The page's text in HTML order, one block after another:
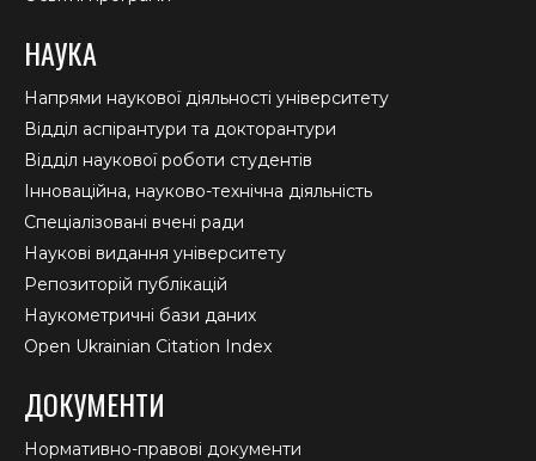
НАУКА
Напрями наукової діяльності університету
Відділ аспірантури та докторантури
Відділ наукової роботи студентів
Інноваційна, науково-технічна діяльність
Спеціалізовані вчені ради
Наукові видання університету
Репозиторій публікацій
Наукометричні бази даних
Open Ukrainian Citation Index
ДОКУМЕНТИ
Нормативно-правові документи